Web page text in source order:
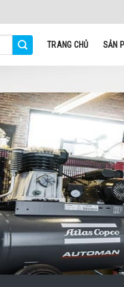
TRANG CHỦ SẢN